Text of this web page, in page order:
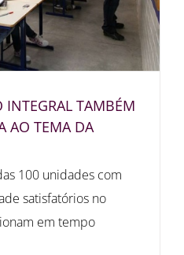
INTEGRAL TAMBÉM
AO TEMA DA
100 unidades com
satisfatórios no
em tempo